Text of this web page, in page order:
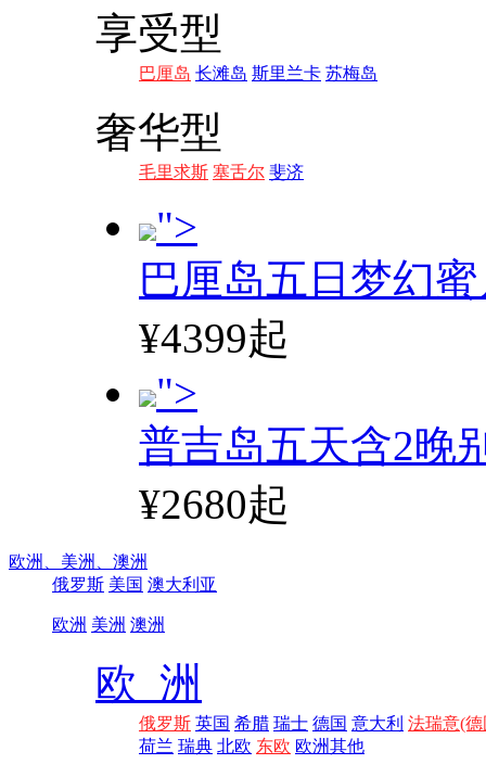
享受型
巴厘岛 长滩岛 斯里兰卡 苏梅岛
奢华型
毛里求斯 塞舌尔 斐济
">
巴厘岛五日梦幻
¥4399起
">
普吉岛五天含2晚
¥2680起
欧洲、 美洲、 澳洲
俄罗斯 美国 澳大利亚
欧洲 美洲 澳洲
欧 洲
俄罗斯 英国 希腊 瑞士 德国 意大利 法瑞意(德
荷兰 瑞典 北欧 东欧 欧洲其他